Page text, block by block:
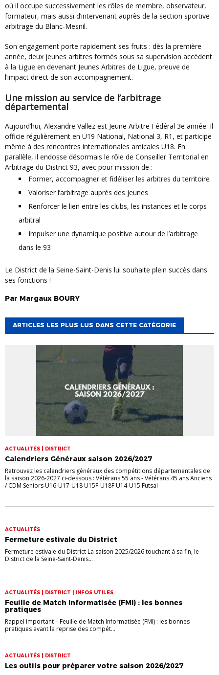
où il occupe successivement les rôles de membre, observateur,
formateur, mais aussi d’intervenant auprès de la section sportive
arbitrage du Blanc-Mesnil.
Son engagement porte rapidement ses fruits : dès la première
année, deux jeunes arbitres formés sous sa supervision accèdent
à la Ligue en devenant Jeunes Arbitres de Ligue, preuve de
l’impact direct de son accompagnement.
Une mission au service de l’arbitrage
départemental
Aujourd’hui, Alexandre Vallez est Jeune Arbitre Fédéral 3e année. Il
officie régulièrement en U19 National, National 3, R1, et participe
même à des rencontres internationales amicales U18. En
parallèle, il endosse désormais le rôle de Conseiller Territorial en
Arbitrage du District 93, avec pour mission de :
Former, accompagner et fidéliser les arbitres du territoire
Valoriser l’arbitrage auprès des jeunes
Renforcer le lien entre les clubs, les instances et le corps
arbitral
Impulser une dynamique positive autour de l’arbitrage
dans le 93
Le District de la Seine-Saint-Denis lui souhaite plein succès dans
ses fonctions !
Par Margaux BOURY
ARTICLES LES PLUS LUS DANS CETTE CATÉGORIE
ACTUALITÉS | DISTRICT
Calendriers Généraux saison 2026/2027
Retrouvez les calendriers généraux des compétitions départementales de
la saison 2026-2027 ci-dessous : Vétérans 55 ans - Vétérans 45 ans Anciens
/ CDM Seniors U16-U17-U18 U15F-U18F U14-U15 Futsal
ACTUALITÉS
Fermeture estivale du District
Fermeture estivale du District La saison 2025/2026 touchant à sa fin, le
District de la Seine-Saint-Denis...
ACTUALITÉS | DISTRICT | INFOS UTILES
Feuille de Match Informatisée (FMI) : les bonnes
pratiques
Rappel important – Feuille de Match Informatisée (FMI) : les bonnes
pratiques avant la reprise des compét...
ACTUALITÉS | DISTRICT
Les outils pour préparer votre saison 2026/2027